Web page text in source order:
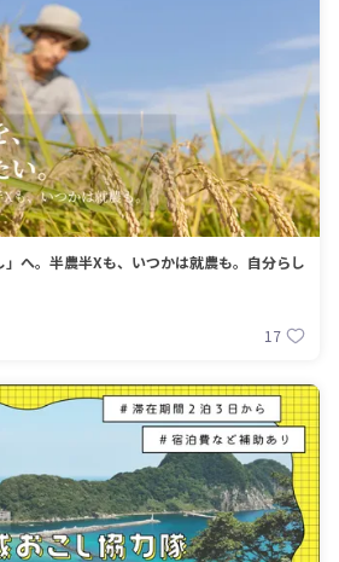
へ。半農半Xも、いつかは就農も。自分らし
17